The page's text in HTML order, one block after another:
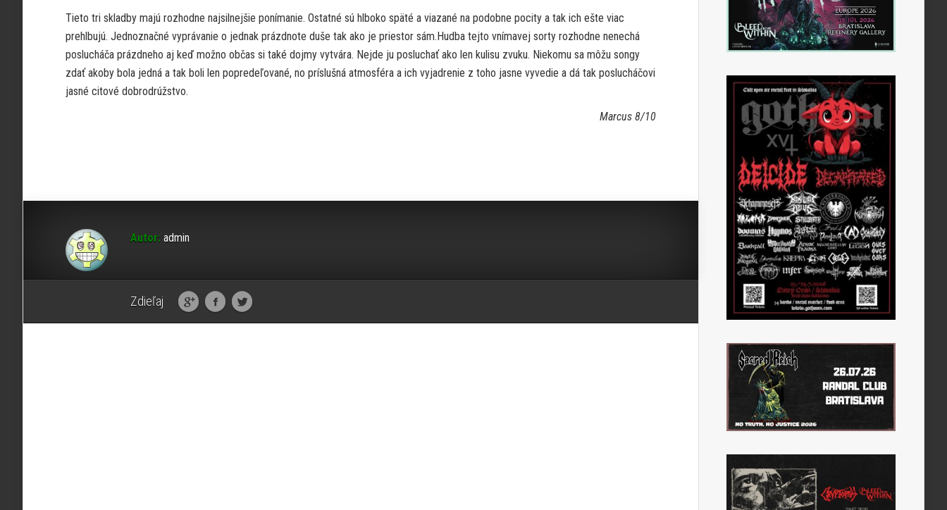
Tieto tri skladby majú rozhodne najsilnejšie ponímanie. Ostatné sú hlboko späté a viazané na podobne pocity a tak ich ešte viac
prehlbujú. Jednoznačné vyprávanie o jednak prázdnote duše tak ako je priestor sám.Hudba tejto vnímavej sorty rozhodne nenechá
poslucháča prázdneho aj keď možno občas si také dojmy vytvára. Nejde ju posluchať ako len kulisu zvuku. Niekomu sa môžu songy
zdať akoby bola jedná a tak boli len popredeľované, no príslušná atmosféra a ich vyjadrenie z toho jasne vyvedie a dá tak poslucháčovi
jasné citové dobrodrúžstvo.
Marcus 8/10
Autor: admin
Zdieľaj